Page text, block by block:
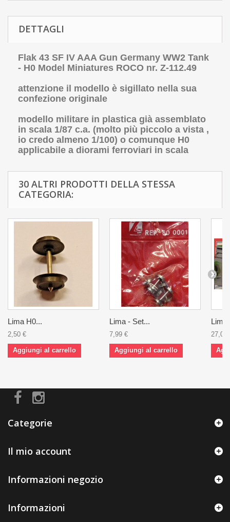
DETTAGLI
Flak 43 SF IV AAA Gun Germany WW2 Tank
- H0 Model Miniatures ROCO nr. Z-112.49
attenzione il modello è sigillato nella sua
confezione originale
modello militare in plastica già assemblato
in scala 1/87 c.a. (molto più piccolo a vista ,
io credo almeno 1/100) o comunque H0
applicabile a diorami ferroviari in scala
30 ALTRI PRODOTTI DELLA STESSA
CATEGORIA:
Lima H0...
2,50 €
Aggiungi al carrello
Lima - Set...
7,99 €
Aggiungi al carrello
Lima
27,00
Categorie
Il mio account
Informazioni negozio
Informazioni